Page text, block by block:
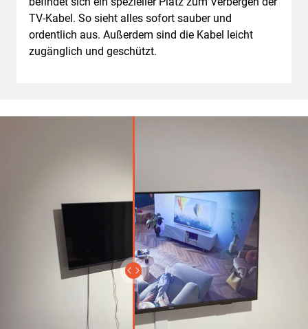
TV-Kabel. So sieht alles sofort sauber und
ordentlich aus. Außerdem sind die Kabel leicht
zugänglich und geschützt.